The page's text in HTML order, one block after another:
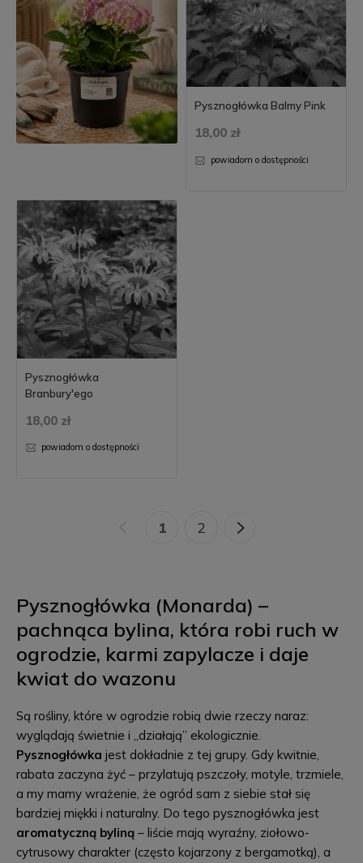
Pysznogłówka Balmy Pink
18,00 zł
powiadom o dostępności
Pysznogłówka
Branbury'ego
18,00 zł
powiadom o dostępności
« 1 2 »
Pysznogłówka (Monarda) –
pachnąca bylina, która robi ruch w
ogrodzie, karmi zapylacze i daje
kwiat do wazonu
Są rośliny, które w ogrodzie robią dwie rzeczy naraz:
wyglądają świetnie i „działają” ekologicznie.
Pysznogłówka jest dokładnie z tej grupy. Gdy kwitnie,
rabata zaczyna żyć – przylatują pszczoły, motyle, trzmiele,
a my mamy wrażenie, że ogród sam z siebie stał się
bardziej miękki i naturalny. Do tego pysznogłówka jest
aromatyczną byliną – liście mają wyraźny, ziołowo-
cytrusowy charakter (często kojarzony z bergamotką), a